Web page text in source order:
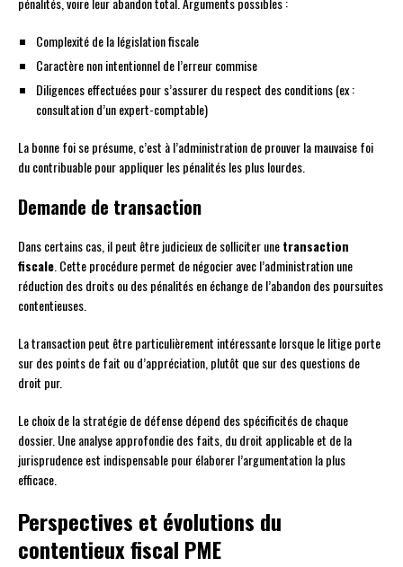
Complexité de la législation fiscale
Caractère non intentionnel de l’erreur commise
Diligences effectuées pour s’assurer du respect des conditions (ex :
consultation d’un expert-comptable)
La bonne foi se présume, c’est à l’administration de prouver la mauvaise foi
du contribuable pour appliquer les pénalités les plus lourdes.
Demande de transaction
Dans certains cas, il peut être judicieux de solliciter unetransaction
fiscale. Cette procédure permet de négocier avec l’administration une
réduction des droits ou des pénalités en échange de l’abandon des poursuites
contentieuses.
La transaction peut être particulièrement intéressante lorsque le litige porte
sur des points de fait ou d’appréciation, plutôt que sur des questions de
droit pur.
Le choix de la stratégie de défense dépend des spécificités de chaque
dossier. Une analyse approfondie des faits, du droit applicable et de la
jurisprudence est indispensable pour élaborer l’argumentation la plus
efficace.
Perspectives et évolutions du
contentieux fiscal PME